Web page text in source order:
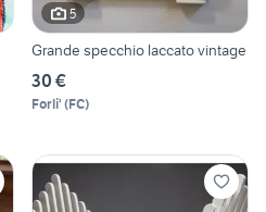
5
Grande specchio laccato vintage
30 €
Forli' (FC)